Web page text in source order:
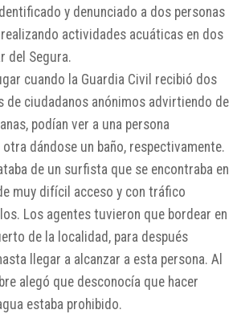
y denunciado a dos personas
actividades acuáticas en dos
del Segura.
cuando la Guardia Civil recibió dos
de ciudadanos anónimos advirtiendo de
podían ver a una persona
dándose un baño, respectivamente.
de un surfista que se encontraba en
muy difícil acceso y con tráfico
Los agentes tuvieron que bordear en
de la localidad, para después
llegar a alcanzar a esta persona. Al
alegó que desconocía que hacer
estaba prohibido.